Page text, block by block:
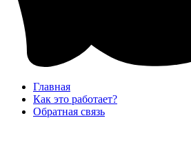
Главная
Как это работает?
Обратная связь